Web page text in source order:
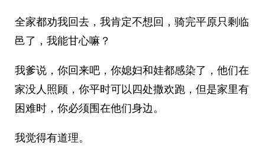
全家都劝我回去，我肯定不想回，骑完平原只剩临
邑了，我能甘心嘛？
我爹说，你回来吧，你媳妇和娃都感染了，他们在
家没人照顾，你平时可以四处撒欢跑，但是家里有
困难时，你必须围在他们身边。
我觉得有道理。